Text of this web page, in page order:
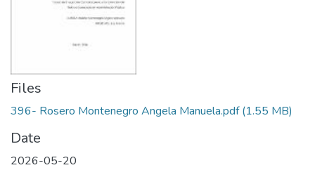
Files
396- Rosero Montenegro Angela Manuela.pdf(1.55 MB)
Date
2026-05-20